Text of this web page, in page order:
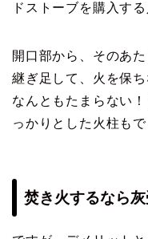
ドストーブを購入す
開口部から、そのあ
継ぎ足して、火を保
なんともたまらない
っかりとした火柱も
焚き火するなら